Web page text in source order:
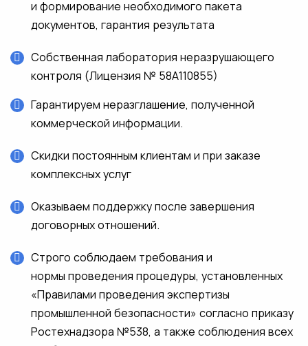
и формирование необходимого пакета
документов, гарантия результата
Собственная лаборатория неразрушающего
контроля (Лицензия № 58А110855)
Гарантируем неразглашение, полученной
коммерческой информации.
Скидки постоянным клиентам и при заказе
комплексных услуг
Оказываем поддержку после завершения
договорных отношений.
Строго соблюдаем требования и
нормы проведения процедуры, установленных
«Правилами проведения экспертизы
промышленной безопасности» согласно приказу
Ростехнадзора №538, а также соблюдения всех